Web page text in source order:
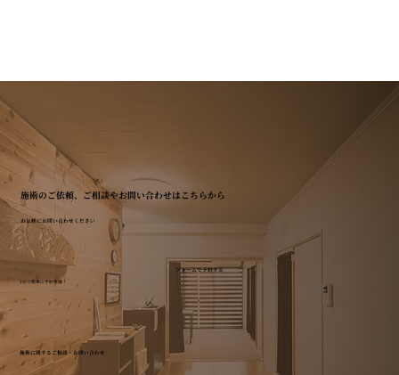
施術のご依頼、ご相談やお問い合わせはこちらから
お気軽にお問い合わせください
フォームで予約する
3分で簡単に予約申請！
施術に関するご相談・お問い合わせ